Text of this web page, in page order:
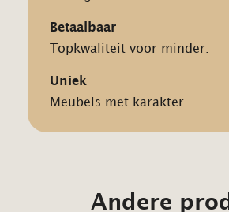
Betaalbaar
Topkwaliteit voor minder.
Uniek
Meubels met karakter.
Andere